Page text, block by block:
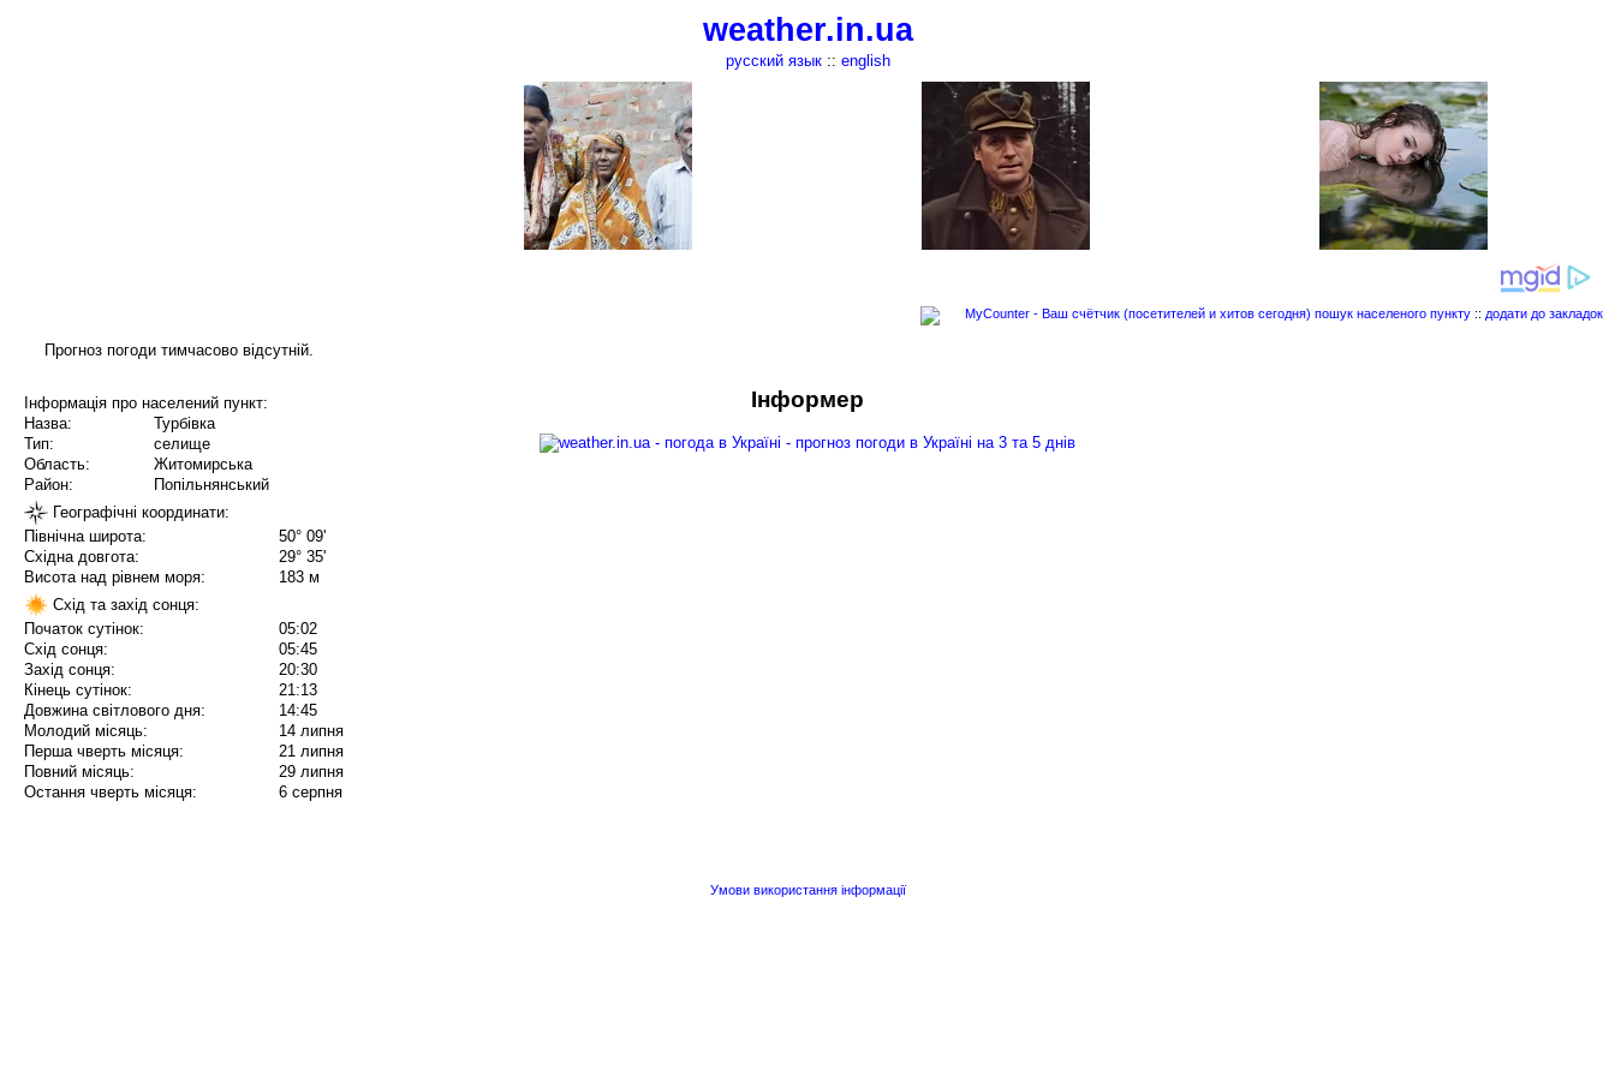
weather.in.ua
русский язык:: english
пошук населеного пункту :: додати до закладок
Прогноз погоди тимчасово відсутній.
Інформація про населений пункт:
Назва:
Турбівка
Тип:
селище
Область:
Житомирська
Район:
Попільнянський
Географічні координати:
Північна широта:
50° 09'
Східна довгота:
29° 35'
Висота над рівнем моря:
183 м
Схід та захід сонця:
Початок сутінок:
05:02
Схід сонця:
05:45
Захід сонця:
20:30
Кінець сутінок:
21:13
Довжина світлового дня:
14:45
Молодий місяць:
14 липня
Перша чверть місяця:
21 липня
Повний місяць:
29 липня
Остання чверть місяця:
6 серпня
Інформер
Умови використання інформації